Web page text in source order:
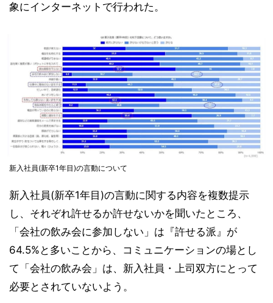
象にインターネットで行われた。
新入社員(新卒1年目)の言動について
新入社員(新卒1年目)の言動に関する内容を複数提示
し、それぞれ許せるか許せないかを聞いたところ、
「会社の飲み会に参加しない」は『許せる派』が
64.5%と多いことから、コミュニケーションの場とし
て「会社の飲み会」は、新入社員・上司双方にとって
必要とされていないよう。